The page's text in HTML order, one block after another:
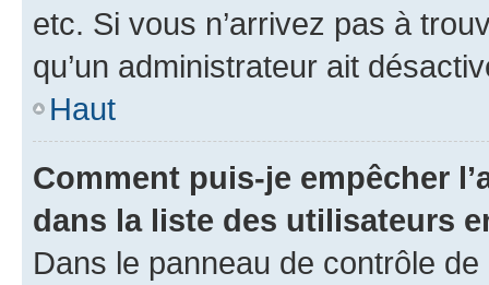
etc. Si vous n’arrivez pas à
qu’un administrateur ait
Haut
Comment puis-je empêcher
dans la liste des utilisateurs
Dans le panneau de contrôle